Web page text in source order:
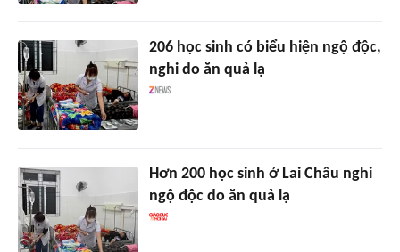
206 học sinh có biểu hiện ngộ độc,
nghi do ăn quả lạ
Hơn 200 học sinh ở Lai Châu nghi
ngộ độc do ăn quả lạ